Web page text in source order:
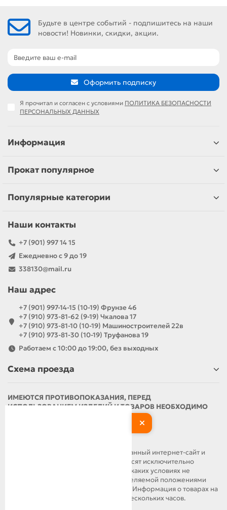
Будьте в центре событий - подпишитесь на наши
новости! Новинки, скидки, акции.
Оформить подписку
Я прочитал и согласен с условиями ПОЛИТИКА БЕЗОПАСНОСТИ
ПЕРСОНАЛЬНЫХ ДАННЫХ
Информация
Прокат популярное
Популярные категории
Наши контакты
+7 (901) 997 14 15
Ежедневно с 9 до 19
338130@mail.ru
Наш адрес
+7 (901) 997-14-15 (10-19) Фрунзе 46
+7 (910) 973-81-62 (9-19) Чкалова 17
+7 (910) 973-81-10 (10-19) Машиностроителей 22в
+7 (910) 973-81-30 (10-19) Труфанова 19
Работаем с 10:00 до 19:00, без выходных
Схема проезда
ИМЕЮТСЯ ПРОТИВОПОКАЗАНИЯ, ПЕРЕД
ИСПОЛЬЗОВАНИЕМ ИЗДЕЛИЙ И ТОВАРОВ НЕОБХОДИМО
ОЗНАКОМИТЬСЯ С ИНСТРУКЦИЕЙ И
ОБРАЩАЕМ ВАШЕ ВНИМАНИЕ, что данный интернет-сайт и
материалы, размещенные на нем, носят исключительно
информационный характер и ни при каких условиях не
являются публичной офертой, определяемой положениями
статьи 437 Гражданского кодекса РФ. Информация о товарах на
сайте может обновляться в течение нескольких часов.